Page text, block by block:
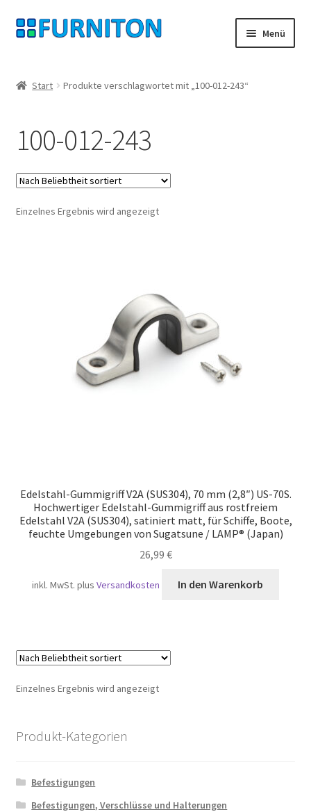
Zur
Navigation
Zum
Inhalt
Menü
Datenschutz
Widerrufsrecht
Kontakt
Start Produkte verschlagwortet mit „100-012-243“
100-012-243
Einzelnes Ergebnis wird angezeigt
Edelstahl-Gummigriff V2A (SUS304), 70 mm (2,8″) US-70S.
Hochwertiger Edelstahl-Gummigriff aus rostfreiem
Edelstahl V2A (SUS304), satiniert matt, für Schiffe, Boote,
feuchte Umgebungen von Sugatsune / LAMP® (Japan)
26,99 €
inkl. MwSt. plusVersandkosten In den Warenkorb
Einzelnes Ergebnis wird angezeigt
Produkt-Kategorien
Befestigungen
Befestigungen, Verschlüsse und Halterungen